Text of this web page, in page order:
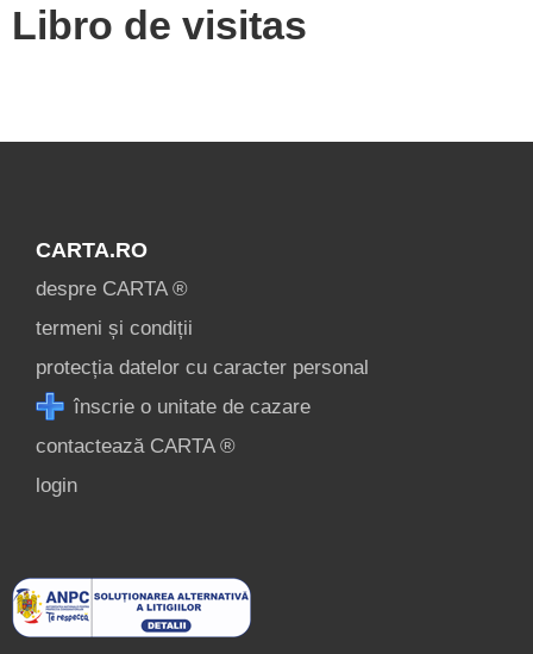
Libro de visitas
CARTA.RO
despre CARTA ®
termeni și condiții
protecția datelor cu caracter personal
înscrie o unitate de cazare
contactează CARTA ®
login